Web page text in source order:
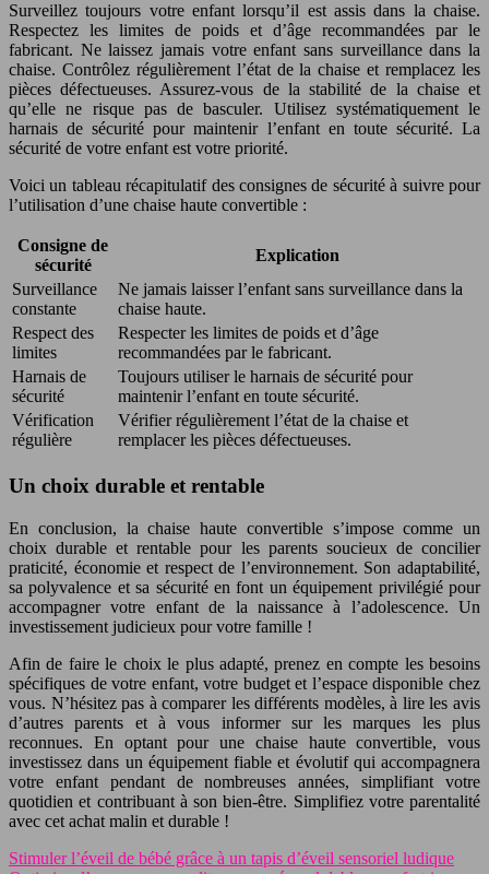
Surveillez toujours votre enfant lorsqu’il est assis dans la chaise.
Respectez les limites de poids et d’âge recommandées par le
fabricant. Ne laissez jamais votre enfant sans surveillance dans la
chaise. Contrôlez régulièrement l’état de la chaise et remplacez les
pièces défectueuses. Assurez-vous de la stabilité de la chaise et
qu’elle ne risque pas de basculer. Utilisez systématiquement le
harnais de sécurité pour maintenir l’enfant en toute sécurité. La
sécurité de votre enfant est votre priorité.
Voici un tableau récapitulatif des consignes de sécurité à suivre pour
l’utilisation d’une chaise haute convertible :
Consigne de
sécurité
Explication
Surveillance
constante
Ne jamais laisser l’enfant sans surveillance dans la
chaise haute.
Respect des
limites
Respecter les limites de poids et d’âge
recommandées par le fabricant.
Harnais de
sécurité
Toujours utiliser le harnais de sécurité pour
maintenir l’enfant en toute sécurité.
Vérification
régulière
Vérifier régulièrement l’état de la chaise et
remplacer les pièces défectueuses.
Un choix durable et rentable
En conclusion, la chaise haute convertible s’impose comme un
choix durable et rentable pour les parents soucieux de concilier
praticité, économie et respect de l’environnement. Son adaptabilité,
sa polyvalence et sa sécurité en font un équipement privilégié pour
accompagner votre enfant de la naissance à l’adolescence. Un
investissement judicieux pour votre famille !
Afin de faire le choix le plus adapté, prenez en compte les besoins
spécifiques de votre enfant, votre budget et l’espace disponible chez
vous. N’hésitez pas à comparer les différents modèles, à lire les avis
d’autres parents et à vous informer sur les marques les plus
reconnues. En optant pour une chaise haute convertible, vous
investissez dans un équipement fiable et évolutif qui accompagnera
votre enfant pendant de nombreuses années, simplifiant votre
quotidien et contribuant à son bien-être. Simplifiez votre parentalité
avec cet achat malin et durable !
Stimuler l’éveil de bébé grâce à un tapis d’éveil sensoriel ludique